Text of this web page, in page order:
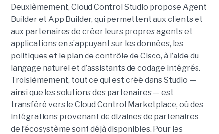
Deuxièmement, Cloud Control Studio propose Agent
Builder et App Builder, qui permettent aux clients et
aux partenaires de créer leurs propres agents et
applications en s’appuyant sur les données, les
politiques et le plan de contrôle de Cisco, à l’aide du
langage naturel et d’assistants de codage intégrés.
Troisièmement, tout ce qui est créé dans Studio —
ainsi que les solutions des partenaires — est
transféré vers le Cloud Control Marketplace, où des
intégrations provenant de dizaines de partenaires
de l’écosystème sont déjà disponibles. Pour les